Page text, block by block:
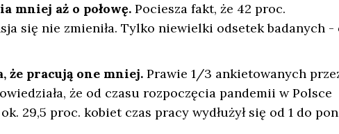
mniej aż o połowę. Pociesza fakt, że 42 proc.
się nie zmieniła. Tylko niewielki odsetek badanych -
że pracują one mniej. Prawie 1/3 ankietowanych
że od czasu rozpoczęcia pandemii w Polsce
29,5 proc. kobiet czas pracy wydłużył się od 1 do